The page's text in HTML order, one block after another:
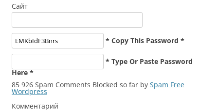
Сайт
* Copy This Password *
* Type Or Paste Password
Here *
85 926 Spam Comments Blocked so far by Spam Free
Wordpress
Комментарий